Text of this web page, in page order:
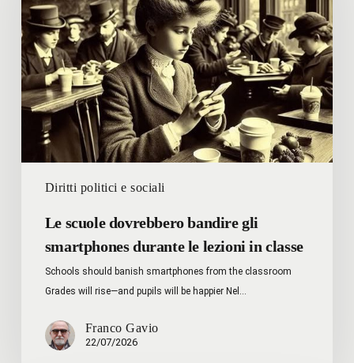
Diritti politici e sociali
gli
smartphones
durante
le
lezioni
in
classe
Le scuole dovrebbero bandire gli
smartphones durante le lezioni in classe
Schools should banish smartphones from the classroom
Grades will rise—and pupils will be happier Nel…
Franco Gavio
22/07/2026